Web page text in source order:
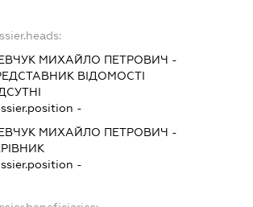
МИХАЙЛО ПЕТРОВИЧ -
ВІДОМОСТІ
-
МИХАЙЛО ПЕТРОВИЧ -
-